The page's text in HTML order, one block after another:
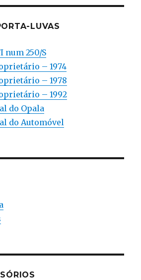
LUVAS
num 250/S
– 1974
– 1978
– 1992
do Opala
do Automóvel